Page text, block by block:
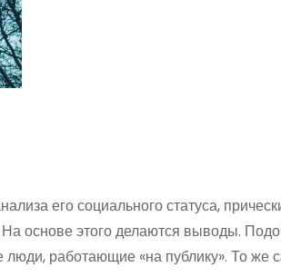
его социального статуса,
основе этого делаются выводы.
люди, работающие «на публику». То же